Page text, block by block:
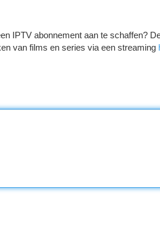
IPTV abonnement aan te schaffen?
van films en series via een streaming